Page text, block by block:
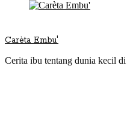
Carèta Embu'
Cerita ibu tentang dunia kecil